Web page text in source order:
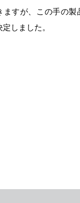
すが、この手の
しました。